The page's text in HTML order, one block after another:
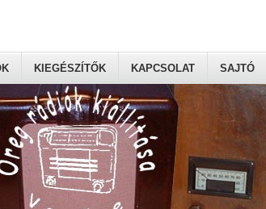
KIEGÉSZÍTŐK KAPCSOLAT SAJTÓ